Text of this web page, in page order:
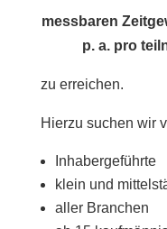
messbaren
p. a. pro
zu erreichen.
Hierzu suchen wir
Inhabergeführte
klein und
aller Branchen